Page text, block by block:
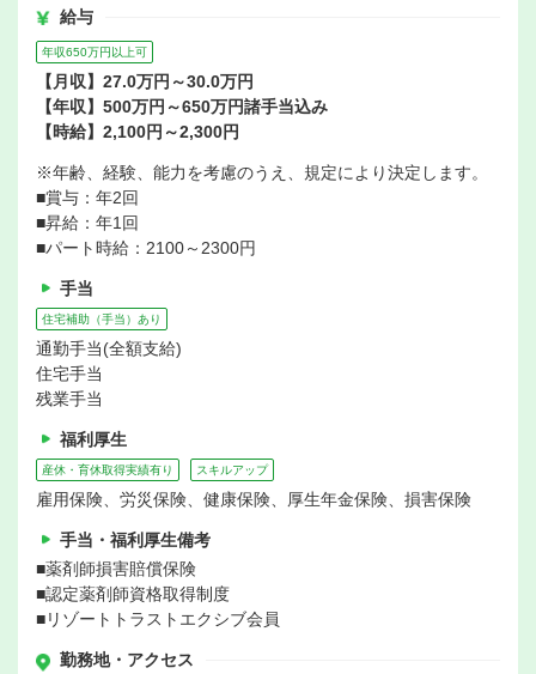
給与
年収650万円以上可
【月収】27.0万円～30.0万円
【年収】500万円～650万円諸手当込み
【時給】2,100円～2,300円
※年齢、経験、能力を考慮のうえ、規定により決定します。
■賞与：年2回
■昇給：年1回
■パート時給：2100～2300円
手当
住宅補助（手当）あり
通勤手当(全額支給)
住宅手当
残業手当
福利厚生
産休・育休取得実績有り スキルアップ
雇用保険、労災保険、健康保険、厚生年金保険、損害保険
手当・福利厚生備考
■薬剤師損害賠償保険
■認定薬剤師資格取得制度
■リゾートトラストエクシブ会員
勤務地・アクセス